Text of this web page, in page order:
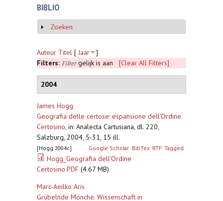
BIBLIO
Weergeven
Zoeken
Auteur Titel [ Jaar
]
Filters: Filtergelijk is aan [Clear All Filters]
2004
James Hogg
Geografia delle certose: espansione dell'Ordine
Certosino, in: Analecta Cartusiana, dl. 220,
Salzburg, 2004, 5-31, 15 ill.
[Hogg 2004c] Google Scholar BibTex RTF Tagged
Hogg_Geografia dell'Ordine
Certosino.PDF (4.67 MB)
Marc-Aeilko Aris
Grübelnde Mönche. Wissenschaft in